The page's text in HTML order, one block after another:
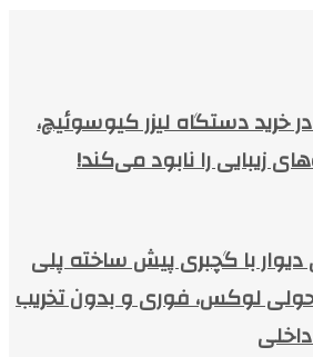
در خرید دستگاه لیزر کیوسوئیچ،
زیبایی را نابود می‌کند!
دیوار با گچبری پیش ساخته پلی
تحولی لوکس، فوری و بدون تخریب